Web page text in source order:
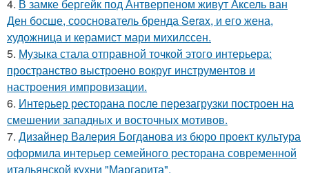
4. В замке бергейк под Антверпеном живут Аксель ван
Ден босше, сооснователь бренда Serax, и его жена,
художница и керамист мари михилссен.
5. Музыка стала отправной точкой этого интерьера:
пространство выстроено вокруг инструментов и
настроения импровизации.
6. Интерьер ресторана после перезагрузки построен на
смешении западных и восточных мотивов.
7. Дизайнер Валерия Богданова из бюро проект культура
оформила интерьер семейного ресторана современной
итальянской кухни "Маргарита".